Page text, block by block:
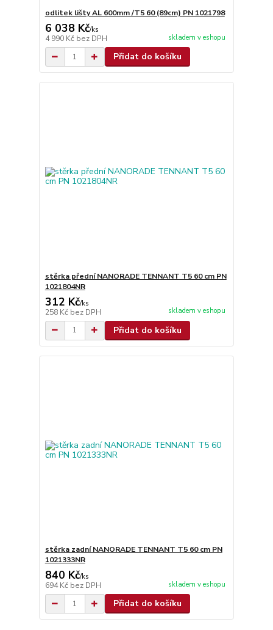
odlitek lišty AL 600mm /T5 60 (89cm) PN 1021798
6 038 Kč/ks
4 990 Kč bez DPH skladem v eshopu
Přidat do košíku
stěrka přední NANORADE TENNANT T5 60 cm PN
1021804NR
312 Kč/ks
258 Kč bez DPH skladem v eshopu
Přidat do košíku
stěrka zadní NANORADE TENNANT T5 60 cm PN
1021333NR
840 Kč/ks
694 Kč bez DPH skladem v eshopu
Přidat do košíku